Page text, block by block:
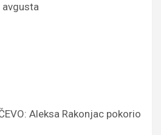
avgusta
Aleksa Rakonjac pokorio